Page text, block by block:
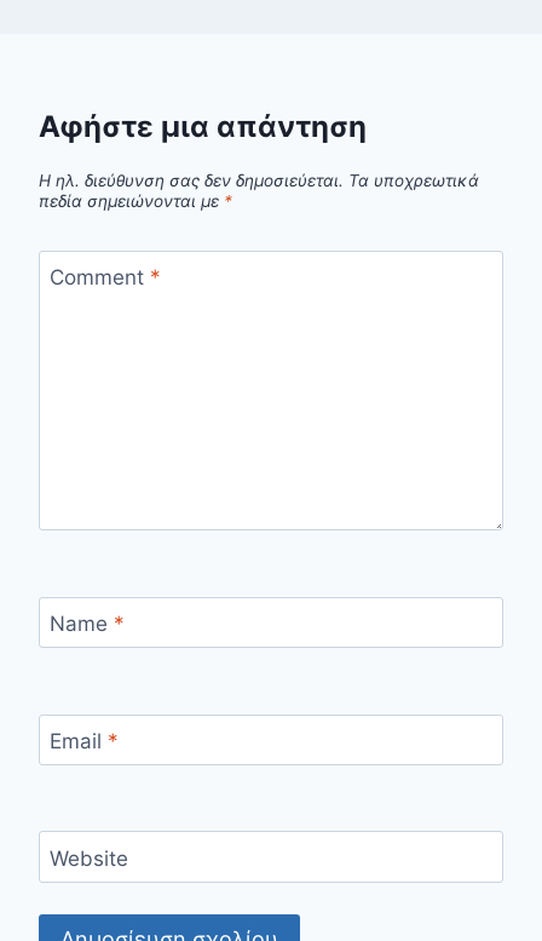
Αφήστε μια απάντηση
Η ηλ. διεύθυνση σας δεν δημοσιεύεται. Τα υποχρεωτικά
πεδία σημειώνονται με *
Comment *
Name *
Email *
Website